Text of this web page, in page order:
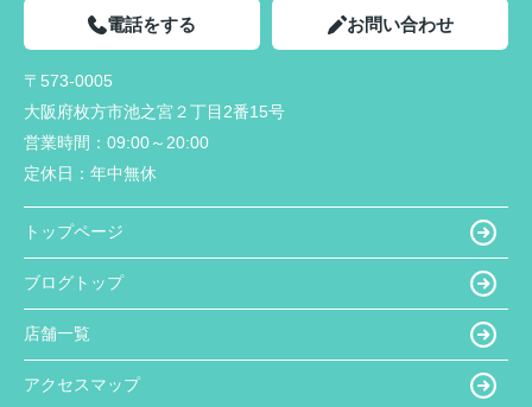
電話をする お問い合わせ
〒573-0005
大阪府枚方市池之宮２丁目2番15号
営業時間： 09:00～20:00
定休日： 年中無休
トップページ
ブログトップ
店舗一覧
アクセスマップ